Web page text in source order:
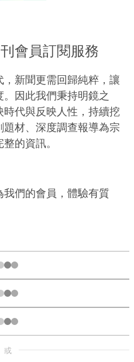
會員訂閱服務
新聞更需回歸純粹，讓
因此我們秉持明鏡之
代與反映人性，持續挖
材、深度調查報導為宗
的資訊。
們的會員，體驗有質
或